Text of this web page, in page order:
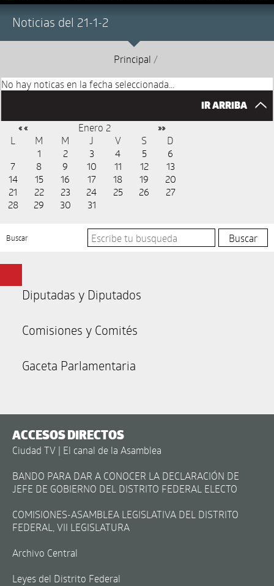
Noticias del 21-1-2
Principal /
No hay noticas en la fecha seleccionada...
IR ARRIBA
« « Enero 2 »»
L M M J V S
D
1
2 3 4 5
6
7
8 9 10 11 12
13
14
15 16 17 18 19
20
21
22 23 24 25 26
27
28
29 30 31
Buscar
Diputadas y Diputados
Comisiones y Comités
Gaceta Parlamentaria
ACCESOS DIRECTOS
Ciudad TV | El canal de la Asamblea
BANDO PARA DAR A CONOCER LA DECLARACIÓN DE
JEFE DE GOBIERNO DEL DISTRITO FEDERAL ELECTO
COMISIONES-ASAMBLEA LEGISLATIVA DEL DISTRITO
FEDERAL, VII LEGISLATURA
Archivo Central
Leyes del Distrito Federal